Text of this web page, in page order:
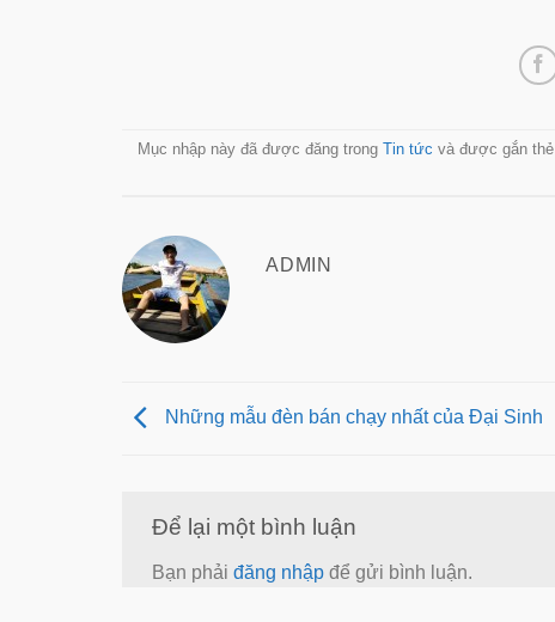
Mục nhập này đã được đăng trong Tin tức và được gắn thẻ
ADMIN
Những mẫu đèn bán chạy nhất của Đại Sinh
Để lại một bình luận
Bạn phải đăng nhập để gửi bình luận.